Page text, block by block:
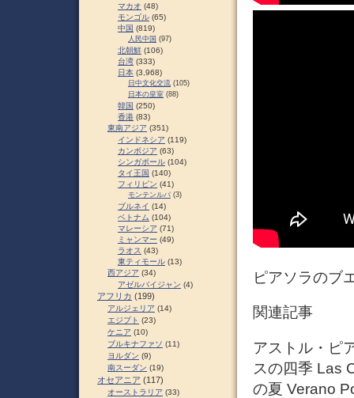
ピアソラのブ
関連記事
アストル・ピ
スの四季 Las
の夏 Verano
マカオ (48)
モンゴル (65)
中国 (819)
人民中国 (97)
北朝鮮 (106)
台湾 (333)
日本 (3,968)
日中文化交流 (105)
日本の皇室 (88)
韓国 (250)
香港 (83)
東南アジア (351)
インドネシア (119)
カンボジア (63)
シンガポール (104)
タイ王国 (140)
フィリピン (41)
モンテンルパ (3)
ブルネイ (14)
ベトナム (104)
マレーシア (71)
ミャンマー (49)
ラオス (43)
東ティモール (13)
西アジア (34)
アゼルバイジャン (4)
アフリカ (199)
アルジェリア (14)
エジプト (23)
ケニア (10)
ブルキナファソ (11)
ヨルダン (9)
南スーダン (19)
オセアニア (117)
オーストラリア (33)